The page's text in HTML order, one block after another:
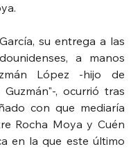
su entrega a las
a manos
López -hijo de
, ocurrió tras
con que mediaría
Rocha Moya y Cuén
en la que este último